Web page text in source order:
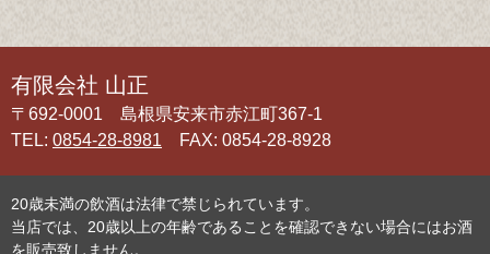
有限会社 山正
〒692-0001 島根県安来市赤江町367-1
TEL: 0854-28-8981 FAX: 0854-28-8928
20歳未満の飲酒は法律で禁じられています。
当店では、20歳以上の年齢であることを確認できない場合にはお酒
を販売致しません。